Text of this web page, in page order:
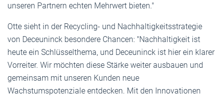
unseren Partnern echten Mehrwert bieten."
Otte sieht in der Recycling- und Nachhaltigkeitsstrategie
von Deceuninck besondere Chancen: "Nachhaltigkeit ist
heute ein Schlüsselthema, und Deceuninck ist hier ein klarer
Vorreiter. Wir möchten diese Stärke weiter ausbauen und
gemeinsam mit unseren Kunden neue
Wachstumspotenziale entdecken. Mit den Innovationen